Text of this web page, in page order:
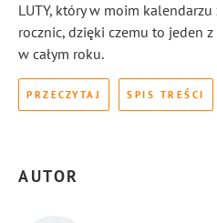
LUTY, który w moim
rocznic, dzięki czemu to jeden
w całym roku.
PRZECZYTAJ SPIS TREŚCI
AUTOR